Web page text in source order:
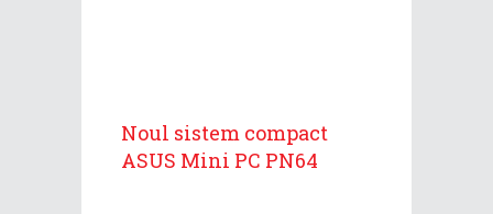
Noul sistem compact
ASUS Mini PC PN64